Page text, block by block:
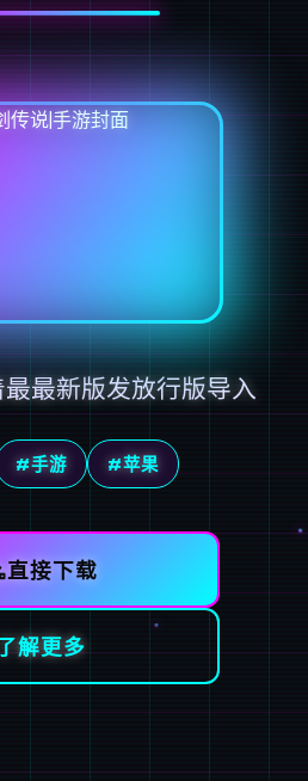
最新版发放行版导入
#手游 #苹果
直接下载
解更多